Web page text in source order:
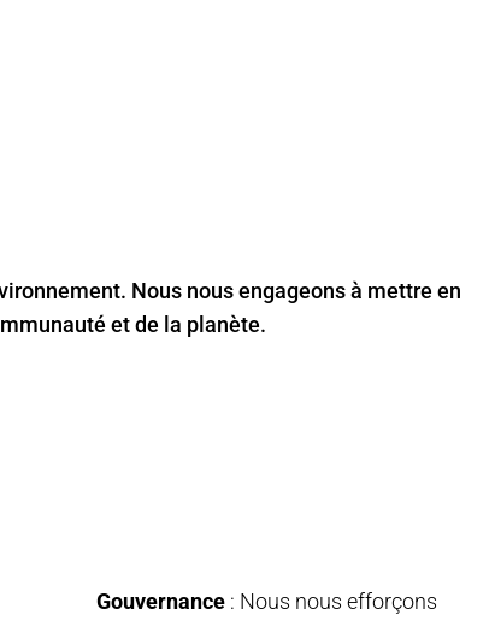
Nous nous engageons à mettre en
et de la planète.
Gouvernance : Nous nous efforçons